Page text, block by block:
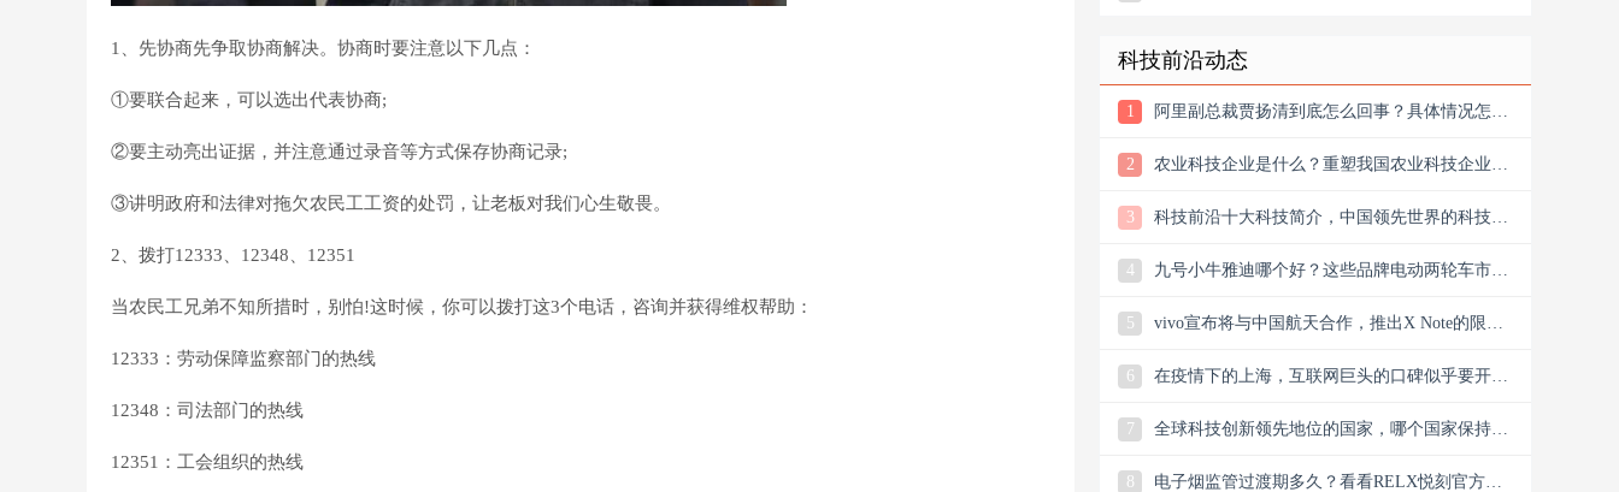
1、先协商先争取协商解决。协商时要注意以下几点：
①要联合起来，可以选出代表协商;
②要主动亮出证据，并注意通过录音等方式保存协商记录;
③讲明政府和法律对拖欠农民工工资的处罚，让老板对我们心生敬畏。
2、拨打12333、12348、12351
当农民工兄弟不知所措时，别怕!这时候，你可以拨打这3个电话，咨询并获得维权帮助：
12333：劳动保障监察部门的热线
12348：司法部门的热线
12351：工会组织的热线
科技前沿动态
1
阿里副总裁贾扬清到底怎么回事？具体情况怎么
2
农业科技企业是什么？重塑我国农业科技企业版
3
科技前沿十大科技简介，中国领先世界的科技创
4
九号小牛雅迪哪个好？这些品牌电动两轮车市场
5
vivo宣布将与中国航天合作，推出X Note的限量
6
在疫情下的上海，互联网巨头的口碑似乎要开始
7
全球科技创新领先地位的国家，哪个国家保持科
8
电子烟监管过渡期多久？看看RELX悦刻官方微